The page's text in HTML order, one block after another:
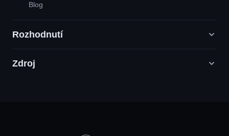
Blog
Rozhodnutí
Agentury digitálního marketingu
Zdroj